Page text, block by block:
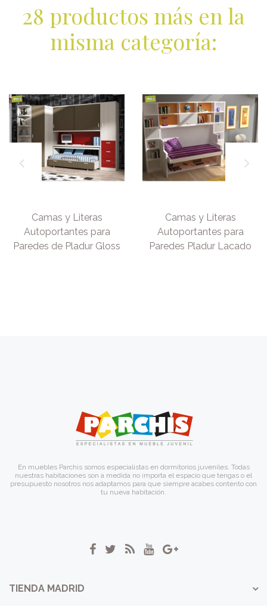
28 productos más en la
misma categoría:
Camas y Literas
Autoportantes para
Paredes de Pladur Gloss
Camas y Literas
Autoportantes para
Paredes Pladur Lacado
En muebles Parchis somos especialistas en dormitorios juveniles. Todas
nuestras habitaciones son a medida no importa el espacio que tengas o el
presupuesto nosotros nos adaptamos para que siempre acabes contento con
tu nueva habitación.
TIENDA MADRID